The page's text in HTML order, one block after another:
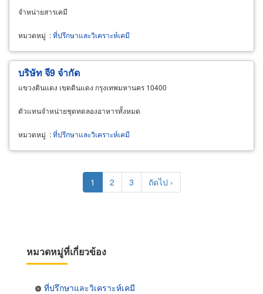
จำหน่ายสารเคมี
หมวดหมู่ :ที่ปรึกษาและวิเคราะห์เคมี
บริษัท จี9 จำกัด
แขวงดินแดง เขตดินแดง กรุงเทพมหานคร 10400
ตัวแทนจำหน่ายชุดทดลองอาหารทั้งหมด
หมวดหมู่ :ที่ปรึกษาและวิเคราะห์เคมี
Current
page
1 Page
2 Page
3
Next
page
ถัดไป ›
หมวดหมู่ที่เกี่ยวข้อง
ที่ปรึกษาและวิเคราะห์เคมี